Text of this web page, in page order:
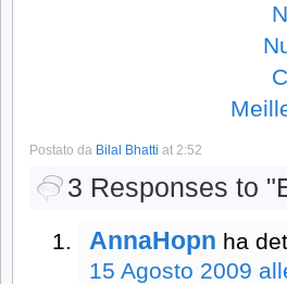
Postato da Bilal Bhatti at 2:52
3 Responses to
AnnaHopn ha
15 Agosto 2009